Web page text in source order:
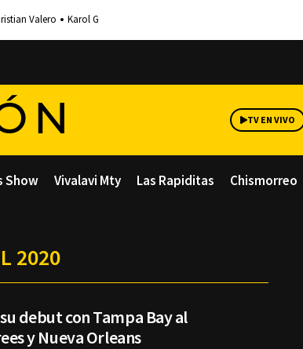
Valero Karol G
TV EN VIVO
Show Vivalavi Mty Las Rapiditas Chismorreo
2020
debut con Tampa Bay al
y Nueva Orleans